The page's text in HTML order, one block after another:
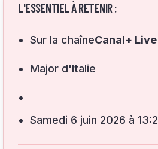
L'ESSENTIEL À RETENIR :
Sur la chaîneCanal+
Major d'Italie
samedi 6 juin 2026 à